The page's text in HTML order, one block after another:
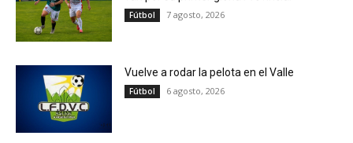
Fútbol 7 agosto, 2026
Vuelve a rodar la pelota en el Valle
Fútbol 6 agosto, 2026